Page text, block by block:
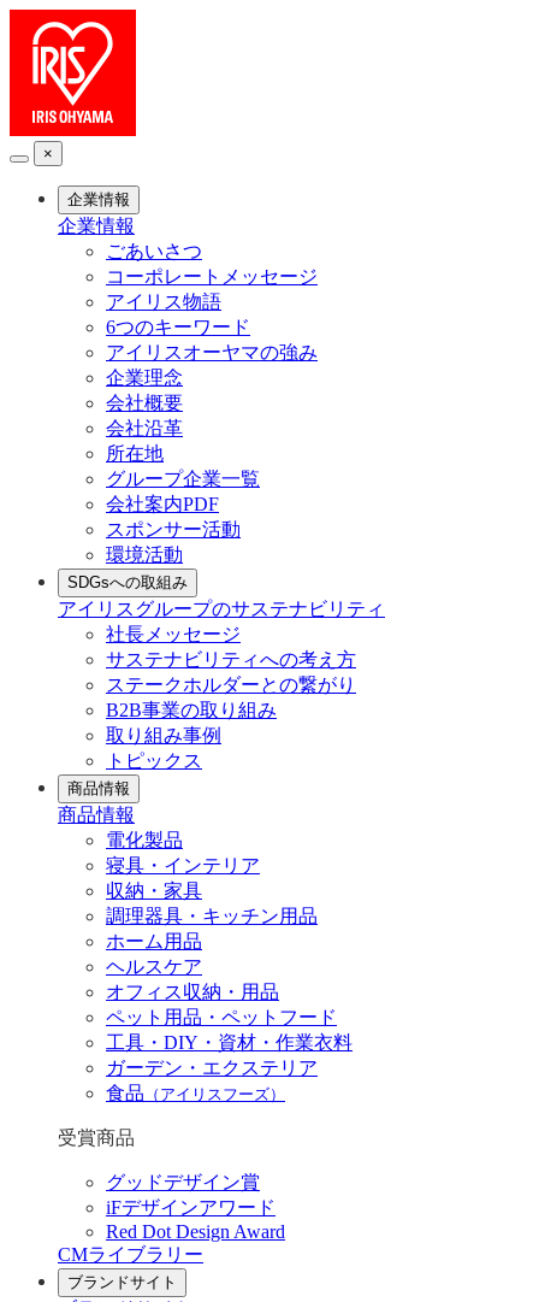
×
企業情報
企業情報
ごあいさつ
コーポレートメッセージ
アイリス物語
6つのキーワード
アイリスオーヤマの強み
企業理念
会社概要
会社沿革
所在地
グループ企業一覧
会社案内PDF
スポンサー活動
環境活動
SDGsへの取組み
アイリスグループのサステナビリティ
社長メッセージ
サステナビリティへの考え方
ステークホルダーとの繋がり
B2B事業の取り組み
取り組み事例
トピックス
商品情報
商品情報
電化製品
寝具・インテリア
収納・家具
調理器具・キッチン用品
ホーム用品
ヘルスケア
オフィス収納・用品
ペット用品・ペットフード
工具・DIY・資材・作業衣料
ガーデン・エクステリア
食品 （アイリスフーズ）
受賞商品
グッドデザイン賞
iFデザインアワード
Red Dot Design Award
CMライブラリー
ブランドサイト